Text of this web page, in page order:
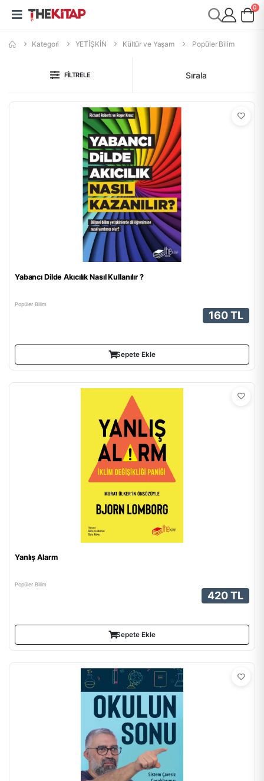
0
Kategori YETİŞKİN Kültür ve Yaşam Popüler Bilim
FILTRELE Sırala
Yabancı Dilde Akıcılık Nasıl Kullanılır ?
Popüler Bilim
160 TL
Sepete Ekle
Yanlış Alarm
Popüler Bilim
420 TL
Sepete Ekle